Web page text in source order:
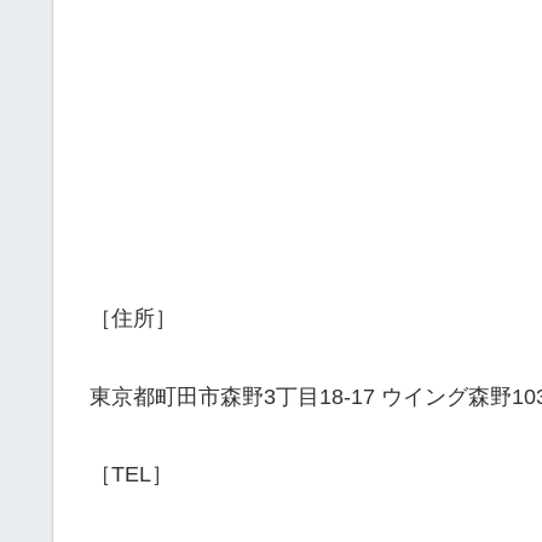
［住所］
東京都町田市森野3丁目18-17 ウイング森野
［TEL］